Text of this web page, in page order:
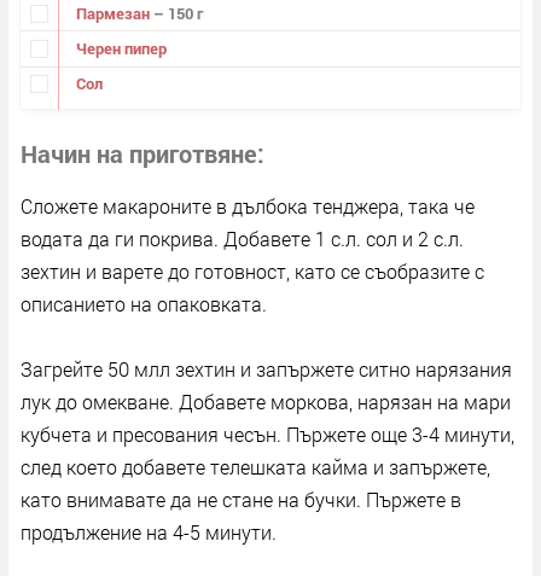
Пармезан – 150 г
Черен пипер
Сол
Начин на приготвяне
Сложете макароните в дълбока тенджера, така че
водата да ги покрива. Добавете 1 с.л. сол и 2 с.л.
зехтин и варете до готовност, като се съобразите с
описанието на опаковката.
Загрейте 50 млл зехтин и запържете ситно нарязания
лук до омекване. Добавете моркова, нарязан на мари
кубчета и пресования чесън. Пържете още 3-4 минути,
след което добавете телешката кайма и запържете,
като внимавате да не стане на бучки. Пържете в
продължение на 4-5 минути.